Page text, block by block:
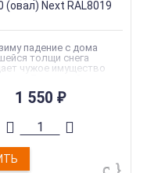
(овал) Next RAL8019
падение с дома
толщи снега
чужое имущество
объем осадков зимой не
поэтому
предотвращать.
проблему могут
:Roofsystems PROMO
марка
Roofsystems
1 550 ₽